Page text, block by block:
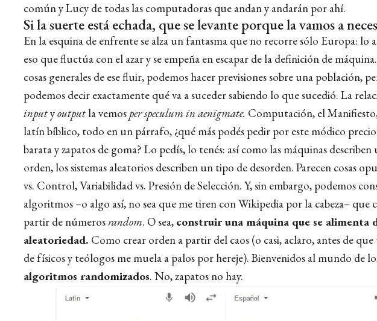
común y Lucy de todas las computadoras que andan y andarán por ahí.
Si la suerte está echada, que se levante porque la vamos a
En la esquina de enfrente se alza un fantasma que no recorre sólo Europa: lo
eso que fluctúa con el azar y se empeña en escapar de la definición de
cosas generales de ese fluir, podemos hacer previsiones sobre una población,
podemos decir exactamente qué va a suceder sabiendo lo que sucedió. La
inputyoutputla vemosper speculum in aenigmate. Computación, el
latín bíblico, todo en un párrafo, ¿qué más podés pedir por este módico
barata y zapatos de goma? Lo pedís, lo tenés: así como las máquinas
orden, los sistemas aleatorios describen un tipo de desorden. Parecen cosas
vs. Control, Variabilidad vs. Presión de Selección. Y, sin embargo, podemos
algoritmos –o algo así, no sea que me tiren con Wikipedia por la cabeza– que
partir de númerosrandom. O sea, construir una máquina que se alimenta
aleatoriedad. Como crear orden a partir del caos (o casi, aclaro, antes de
de físicos y teólogos me muela a palos por hereje). Bienvenidos al mundo de
algoritmos randomizados. No, zapatos no hay.